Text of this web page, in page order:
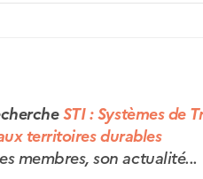
STI : Systèmes de
territoires durables
membres, son actualité...